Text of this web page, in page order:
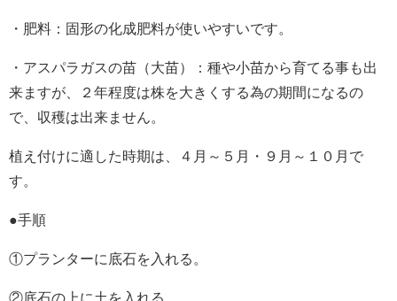
・肥料：固形の化成肥料が使いやすいです。
・アスパラガスの苗（大苗）：種や小苗から育てる事も出
来ますが、２年程度は株を大きくする為の期間になるの
で、収穫は出来ません。
植え付けに適した時期は、４月～５月・９月～１０月で
す。
●手順
①プランターに底石を入れる。
②底石の上に土を入れる。